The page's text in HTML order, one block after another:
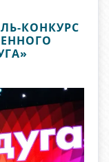
КОНКУРС